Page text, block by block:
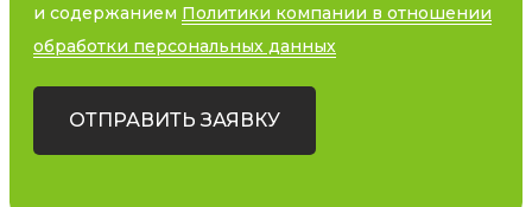
и содержанием Политики компании в отношении
обработки персональных данных
ОТПРАВИТЬ ЗАЯВКУ